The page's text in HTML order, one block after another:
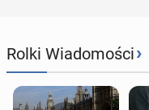
Rolki Wiadomości›